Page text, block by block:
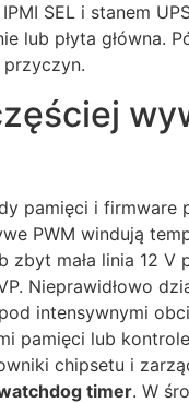
SEL i stanem
lub płyta główna.
pamięci i
PWM windują
zbyt mała linia 12
Nieprawidłowo
intensywnymi
pamięci lub
chipsetu i
timer. W